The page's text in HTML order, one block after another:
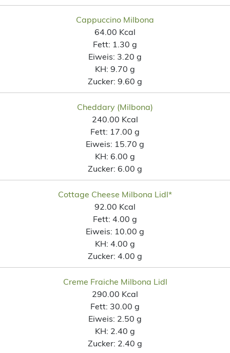
Cappuccino Milbona
64.00 Kcal
Fett: 1.30 g
Eiweis: 3.20 g
KH: 9.70 g
Zucker: 9.60 g
Cheddary (Milbona)
240.00 Kcal
Fett: 17.00 g
Eiweis: 15.70 g
KH: 6.00 g
Zucker: 6.00 g
Cottage Cheese Milbona Lidl*
92.00 Kcal
Fett: 4.00 g
Eiweis: 10.00 g
KH: 4.00 g
Zucker: 4.00 g
Creme Fraiche Milbona Lidl
290.00 Kcal
Fett: 30.00 g
Eiweis: 2.50 g
KH: 2.40 g
Zucker: 2.40 g